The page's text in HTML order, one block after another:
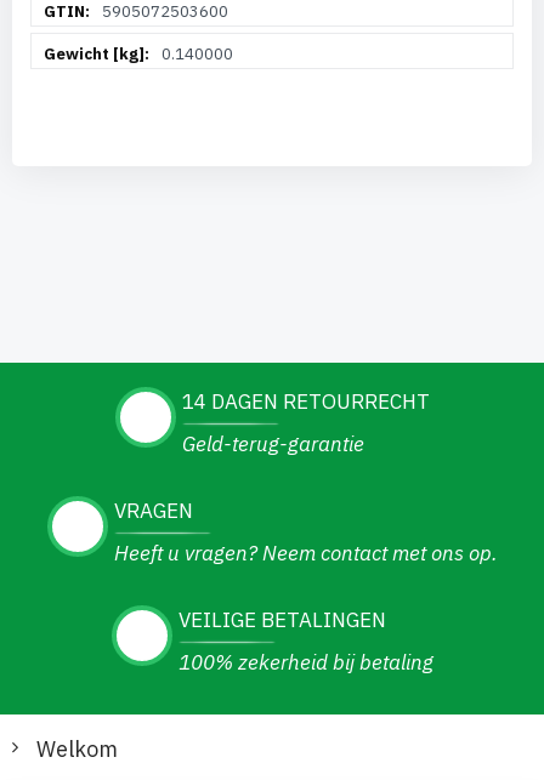
5905072503600
0.140000
14 DAGEN RETOURRECHT
Geld-terug-garantie
VRAGEN
Heeft u vragen? Neem contact met ons op.
VEILIGE BETALINGEN
100% zekerheid bij betaling
Welkom